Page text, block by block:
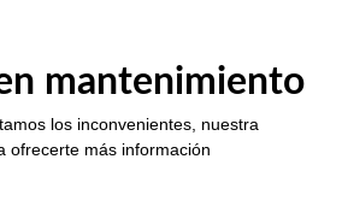
mantenimiento
los inconvenientes, nuestra
ofrecerte más información